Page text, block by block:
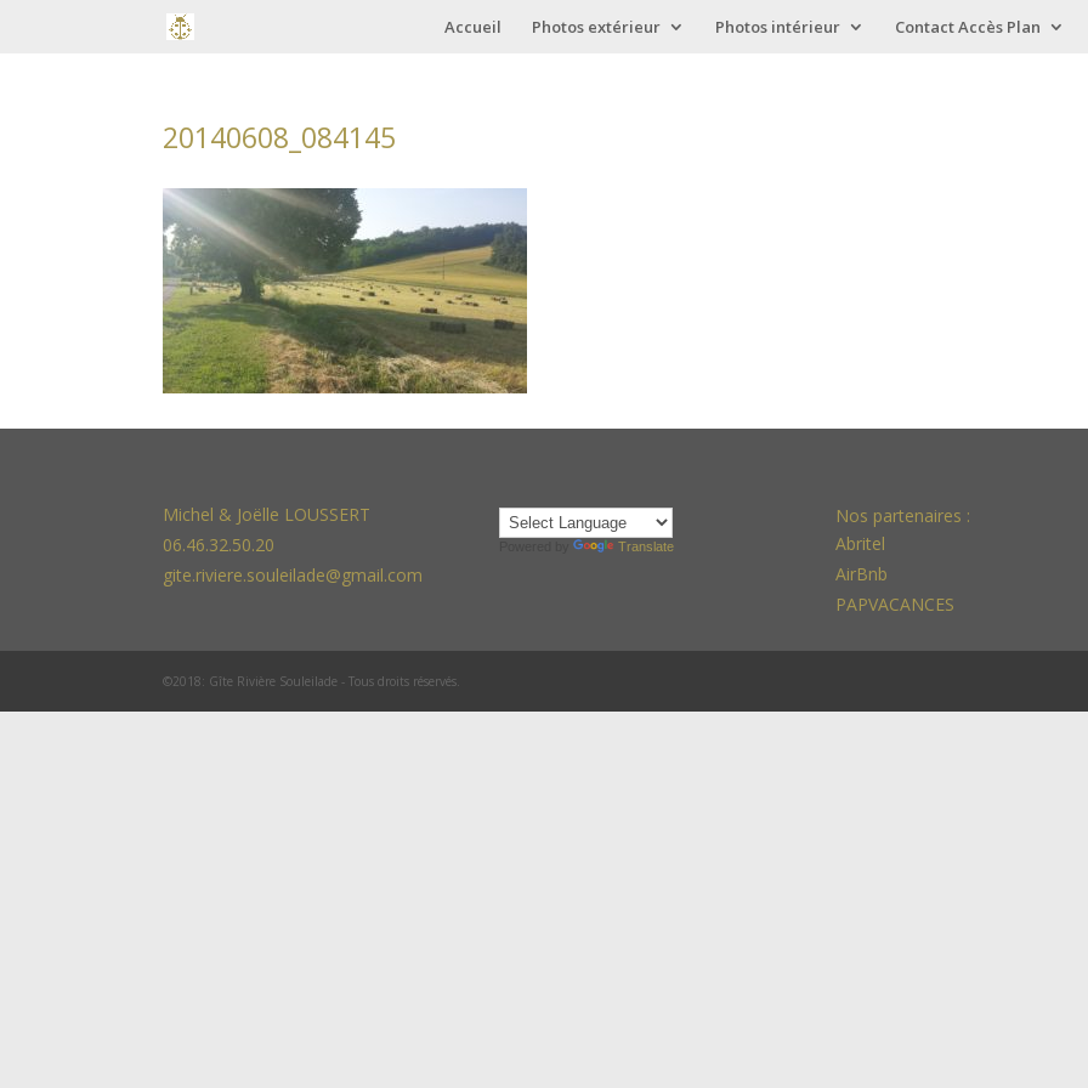
Accueil Photos extérieur Photos intérieur Contact Accès Plan
20140608_084145
Michel & Joëlle LOUSSERT
06.46.32.50.20
gite.riviere.souleilade@gmail.com
Powered by Translate
Nos partenaires :
Abritel
AirBnb
PAPVACANCES
©2018: Gîte Rivière Souleilade - Tous droits réservés.